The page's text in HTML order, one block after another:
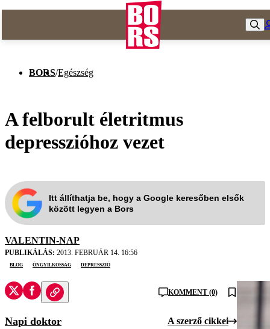
BORS/Egészség
A felborult életritmus
depresszióhoz vezet
Itt állíthatja be, hogy a Google keresőben elsők
között legyen a Bors
VALENTIN-NAP
PUBLIKÁLÁS: 2013. FEBRUÁR 14. 16:56
blog
öngyilkosság depresszió
KOMMENT (0)
Napi doktor A szerző cikkei